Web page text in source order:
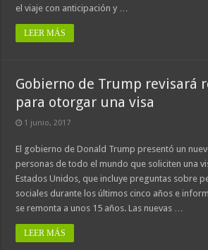
el viaje con anticipación y …
LEER MÁS
Gobierno de Trump revisará
para otorgar una visa
1 junio, 2017
El gobierno de Donald Trump presentó un
personas de todo el mundo que soliciten una
Estados Unidos, que incluye preguntas sobre
sociales durante los últimos cinco años e
se remonta a unos 15 años. Las nuevas …
LEER MÁS